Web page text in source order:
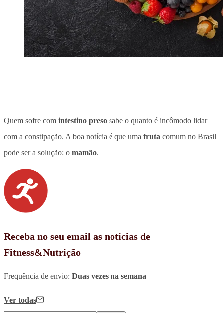
Quem sofre com intestino preso sabe o quanto é incômodo lidar
com a constipação. A boa notícia é que uma fruta comum no Brasil
pode ser a solução: o mamão.
Receba no seu email as notícias de
Fitness&Nutrição
Frequência de envio: Duas vezes na semana
Ver todas